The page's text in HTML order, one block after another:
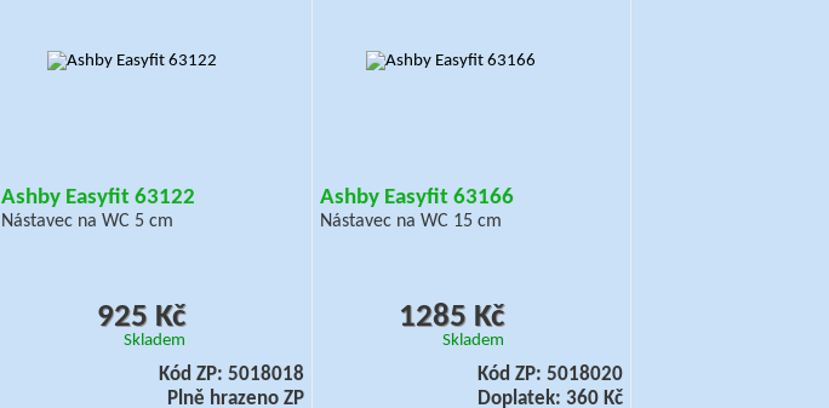
Ashby Easyfit 63122
Nástavec na WC 5 cm
925 Kč
Skladem
Kód ZP: 5018018
Plně hrazeno ZP
Ashby Easyfit 63166
Nástavec na WC 15 cm
1285 Kč
Skladem
Kód ZP: 5018020
Doplatek: 360 Kč